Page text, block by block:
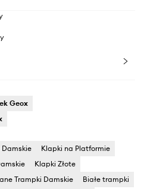
Geox
Damskie
Klapki na Platformie
Klapki Złote
Trampki Damskie
Białe trampki